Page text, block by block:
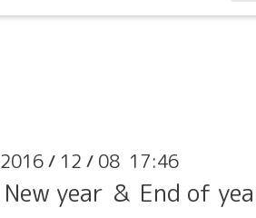
2016 / 12 / 08 17:46
New year ＆ End of